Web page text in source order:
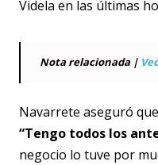
Videla en las últimas
Nota relacionada |
Navarrete aseguró
“Tengo todos los
negocio lo tuve por